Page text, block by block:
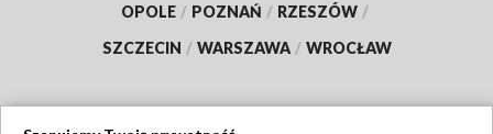
OPOLE / POZNAŃ / RZESZÓW /
SZCZECIN / WARSZAWA / WROCŁAW